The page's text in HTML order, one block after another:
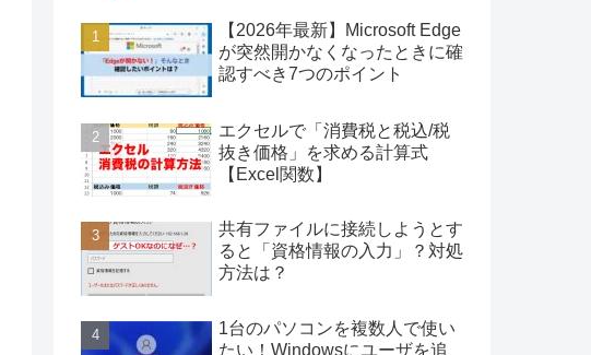
【2026年最新】Microsoft Edge
が突然開かなくなったときに確
認すべき7つのポイント
エクセルで「消費税と税込/税
抜き価格」を求める計算式
【Excel関数】
共有ファイルに接続しようとす
ると「資格情報の入力」？対処
方法は？
1台のパソコンを複数人で使い
たい！Windowsにユーザを追